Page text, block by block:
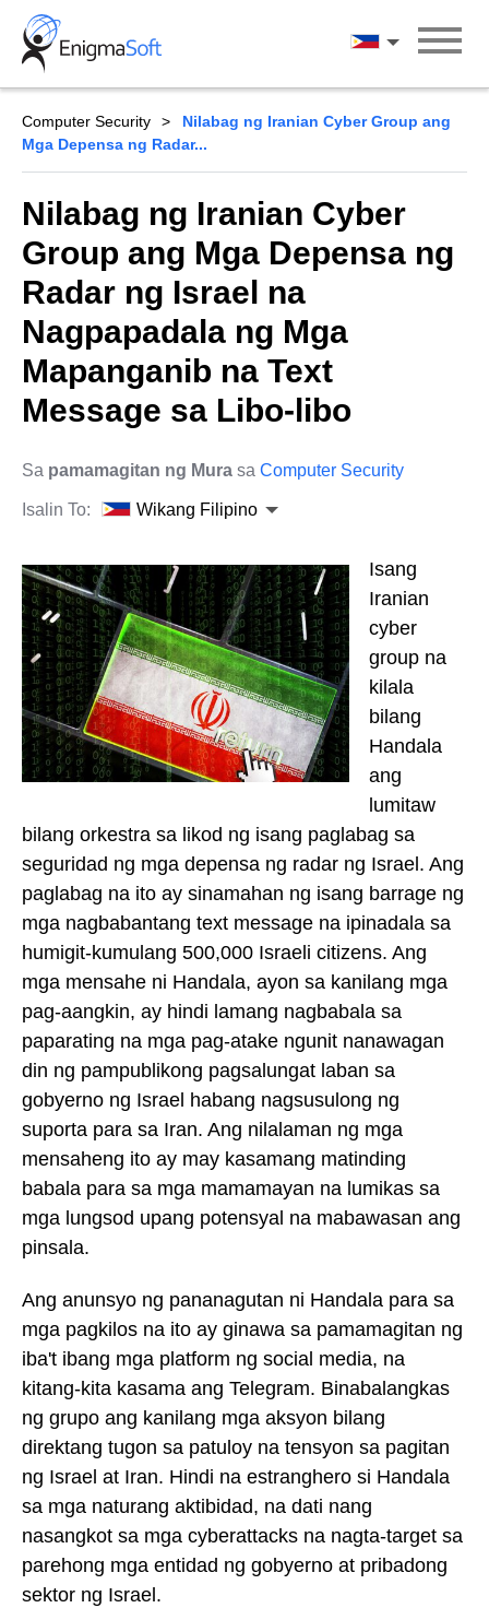
Skip
content
Wikang Filipino
Computer Security
Nilabag ng Iranian Cyber Group ang
Mga Depensa ng Radar...
Nilabag ng Iranian Cyber
Group ang Mga Depensa ng
Radar ng Israel na
Nagpapadala ng Mga
Mapanganib na Text
Message sa Libo-libo
Sa pamamagitan ng Mura sa Computer Security
Isalin To: Wikang Filipino
Isang
Iranian
cyber
group na
kilala
bilang
Handala
ang
lumitaw
bilang orkestra sa likod ng isang paglabag sa
seguridad ng mga depensa ng radar ng Israel. Ang
paglabag na ito ay sinamahan ng isang barrage ng
mga nagbabantang text message na ipinadala sa
humigit-kumulang 500,000 Israeli citizens. Ang
mga mensahe ni Handala, ayon sa kanilang mga
pag-aangkin, ay hindi lamang nagbabala sa
paparating na mga pag-atake ngunit nanawagan
din ng pampublikong pagsalungat laban sa
gobyerno ng Israel habang nagsusulong ng
suporta para sa Iran. Ang nilalaman ng mga
mensaheng ito ay may kasamang matinding
babala para sa mga mamamayan na lumikas sa
mga lungsod upang potensyal na mabawasan ang
pinsala.
Ang anunsyo ng pananagutan ni Handala para sa
mga pagkilos na ito ay ginawa sa pamamagitan ng
iba't ibang mga platform ng social media, na
kitang-kita kasama ang Telegram. Binabalangkas
ng grupo ang kanilang mga aksyon bilang
direktang tugon sa patuloy na tensyon sa pagitan
ng Israel at Iran. Hindi na estranghero si Handala
sa mga naturang aktibidad, na dati nang
nasangkot sa mga cyberattacks na nagta-target sa
parehong mga entidad ng gobyerno at pribadong
sektor ng Israel.